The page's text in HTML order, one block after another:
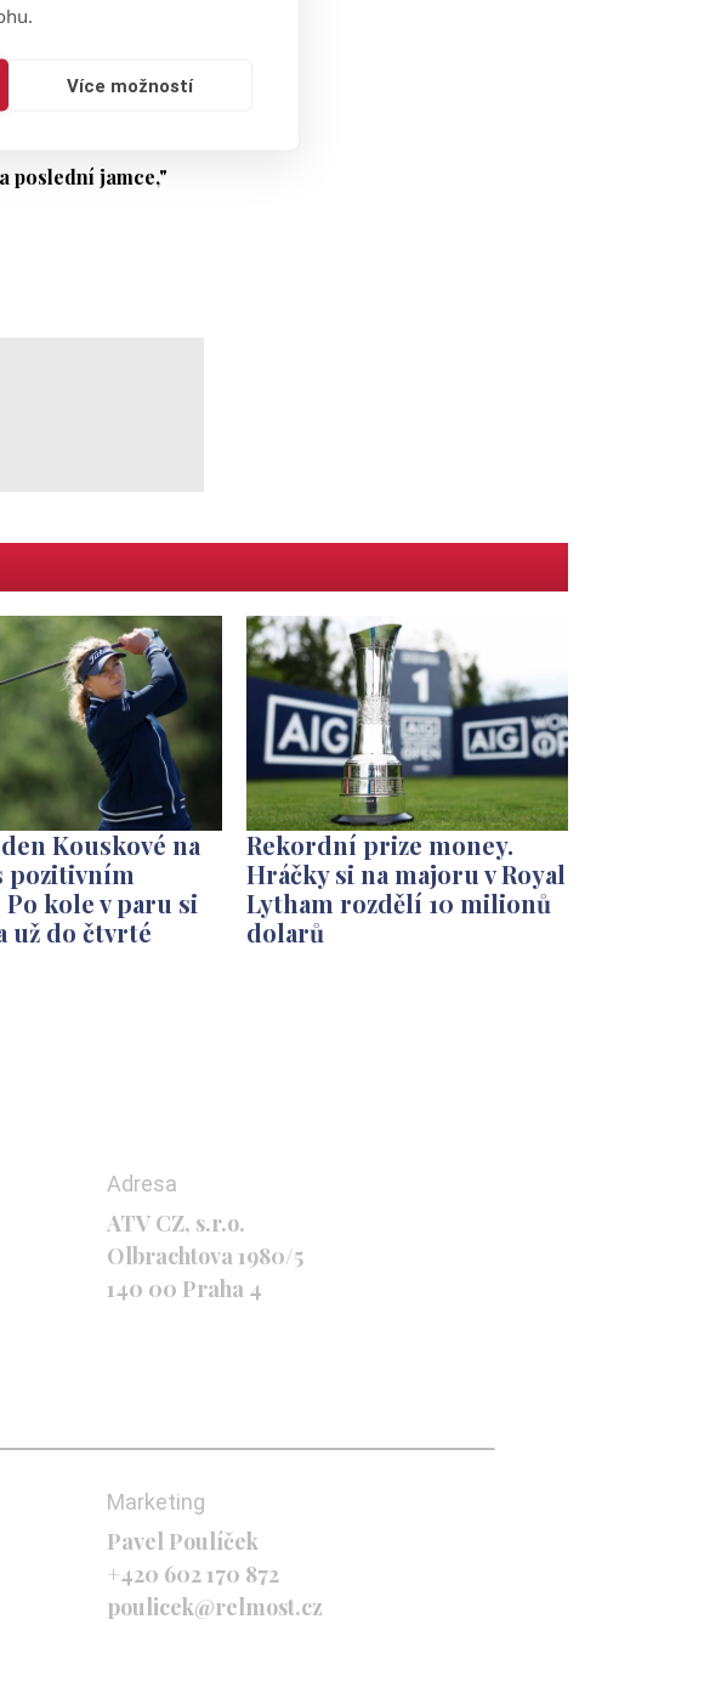
Více možností
spadnout.
když devítkou
poslední jamce,"
Kouskové na
pozitivním
kole v paru si
už do čtvrté
Rekordní prize money.
Hráčky si na majoru v Royal
Lytham rozdělí 10 milionů
dolarů
Adresa
ATV CZ, s.r.o.
Olbrachtova 1980/5
140 00 Praha 4
Marketing
Pavel Poulíček
+420 602 170 872
poulicek@relmost.cz